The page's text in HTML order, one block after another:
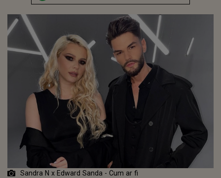
Sandra N x Edward Sanda - Cum ar fi